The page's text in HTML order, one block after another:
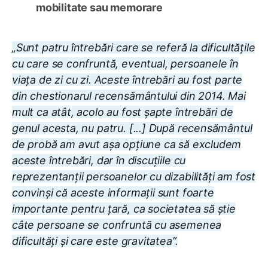
mobilitate sau memorare
„Sunt patru întrebări care se referă la dificultățile
cu care se confruntă, eventual, persoanele în
viața de zi cu zi. Aceste întrebări au fost parte
din chestionarul recensământului din 2014. Mai
mult ca atât, acolo au fost șapte întrebări de
genul acesta, nu patru. [...] După recensământul
de probă am avut așa opțiune ca să excludem
aceste întrebări, dar în discuțiile cu
reprezentanții persoanelor cu dizabilități am fost
convinși că aceste informații sunt foarte
importante pentru țară, ca societatea să știe
câte persoane se confruntă cu asemenea
dificultăți și care este gravitatea”.